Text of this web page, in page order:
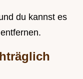
du kannst es